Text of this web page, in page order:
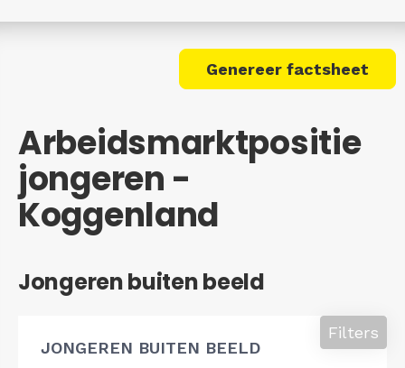
Genereer factsheet
Arbeidsmarktpositie
jongeren -
Koggenland
Jongeren buiten beeld
JONGEREN BUITEN BEELD
Filters